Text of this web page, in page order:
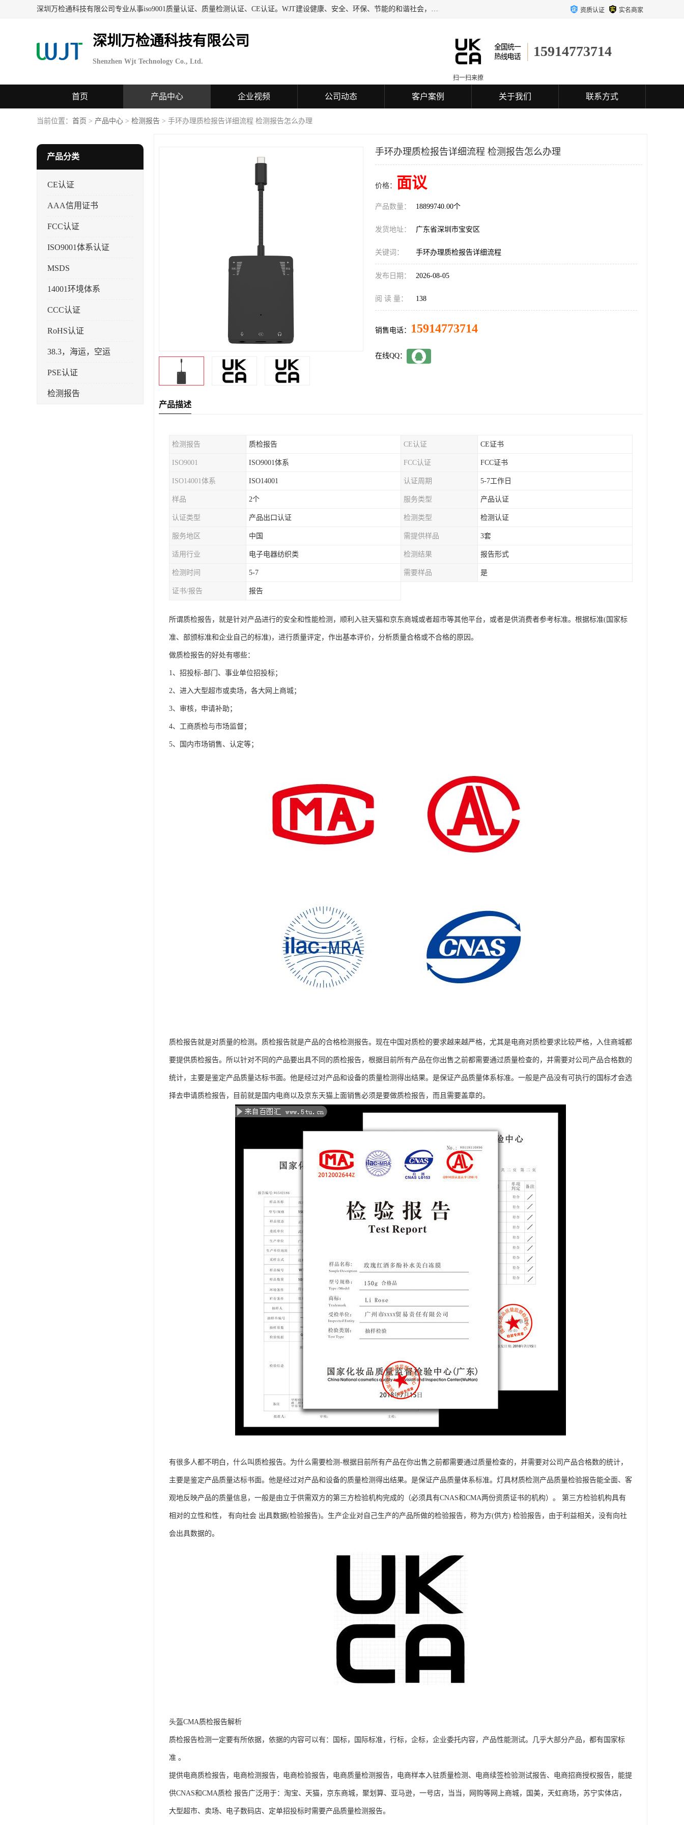
深圳万检通科技有限公司专业从事iso9001质量认证、质量检测认证、CE认证。WJT建设健康、安全、环保、节能的和谐社会，力图在检验、鉴定、测试及认证领域成为受人信赖的机构。 资质认证 实名商家
深圳万检通科技有限公司
Shenzhen Wjt Technology Co., Ltd.
15914773714
扫一扫来撩
首页 产品中心 企业视频 公司动态 客户案例 关于我们 联系方式
当前位置： 首页 > 产品中心 > 检测报告 > 手环办理质检报告详细流程 检测报告怎么办理
产品分类
CE认证
AAA信用证书
FCC认证
ISO9001体系认证
MSDS
14001环境体系
CCC认证
RoHS认证
38.3，海运，空运
PSE认证
检测报告
手环办理质检报告详细流程 检测报告怎么办理
价格： 面议
产品数量： 18899740.00个
发货地址： 广东省深圳市宝安区
关键词： 手环办理质检报告详细流程
发布日期： 2026-08-05
阅 读 量： 138
销售电话： 15914773714
在线QQ：
产品描述
检测报告 质检报告 CE认证 CE证书
ISO9001 ISO9001体系 FCC认证 FCC证书
ISO14001体系 ISO14001 认证周期 5-7工作日
样品 2个 服务类型 产品认证
认证类型 产品出口认证 检测类型 检测认证
服务地区 中国 需提供样品 3套
适用行业 电子电器纺织类 检测结果 报告形式
检测时间 5-7 需要样品 是
证书/报告 报告
所谓质检报告，就是针对产品进行的安全和性能检测，顺利入驻天猫和京东商城或者超市等其他平台，或者是供消费者参考标准。根据标准(国家标
准、部颁标准和企业自己的标准)，进行质量评定，作出基本评价，分析质量合格或不合格的原因。
做质检报告的好处有哪些：
1、招投标-部门、事业单位招投标；
2、进入大型超市或卖场，各大网上商城；
3、审核，申请补助；
4、工商质检与市场监督；
5、国内市场销售、认定等；
质检报告就是对质量的检测。质检报告就是产品的合格检测报告。现在中国对质检的要求越来越严格，尤其是电商对质检要求比较严格，入住商城都
要提供质检报告。所以针对不同的产品要出具不同的质检报告，根据目前所有产品在你出售之前都需要通过质量检查的，并需要对公司产品合格数的
统计，主要是鉴定产品质量达标书面。他是经过对产品和设备的质量检测得出结果。是保证产品质量体系标准。一般是产品没有可执行的国标才会选
择去申请质检报告，目前就是国内电商以及京东天猫上面销售必须是要做质检报告，而且需要盖章的。
有很多人都不明白，什么叫质检报告。为什么需要检测-根据目前所有产品在你出售之前都需要通过质量检查的，并需要对公司产品合格数的统计，
主要是鉴定产品质量达标书面。他是经过对产品和设备的质量检测得出结果。是保证产品质量体系标准。灯具材质检测产品质量检验报告能全面、客
观地反映产品的质量信息，一般是由立于供需双方的第三方检验机构完成的（必须具有CNAS和CMA两份资质证书的机构）。 第三方检验机构具有
相对的立性和性， 有向社会 出具数据(检验报告)。生产企业对自己生产的产品所做的检验报告，称为方(供方) 检验报告，由于利益相关，没有向社
会出具数据的。
头盔CMA质检报告解析
质检报告检测一定要有所依据，依据的内容可以有：国标，国际标准，行标，企标，企业委托内容，产品性能测试。几乎大部分产品，都有国家标
准 。
提供电商质检报告，电商检测报告，电商检验报告，电商质量检测报告，电商样本入驻质量检测、电商续签检验测试报告、电商招商授权报告，能提
供CNAS和CMA质检 报告广泛用于：淘宝、天猫，京东商城，聚划算、亚马逊，一号店，当当，网购等网上商城，国美，天虹商场，苏宁实体店，
大型超市、卖场、电子数码店、定单招投标时需要产品质量检测报告。